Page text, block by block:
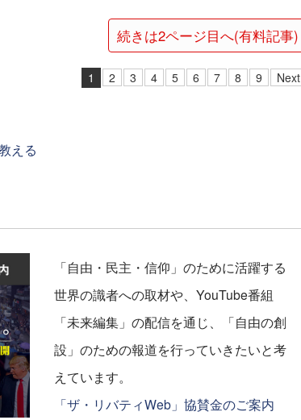
続きは2ページ目へ(有料記事)
1 2 3 4 5 6 7 8 9 Next
える
「自由・民主・信仰」のために活躍する
世界の識者への取材や、YouTube番組
「未来編集」の配信を通じ、「自由の創
設」のための報道を行っていきたいと考
えています。
「ザ・リバティWeb」協賛金のご案内